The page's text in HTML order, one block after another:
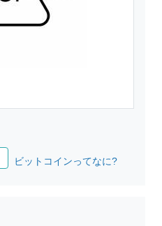
ビットコインってなに?